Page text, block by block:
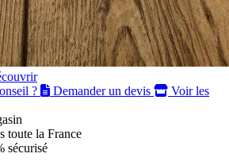
?
Demander un devis
Voir les
toute la France
sécurisé